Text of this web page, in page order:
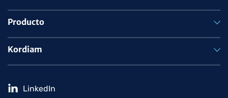
Producto
Kordiam
LinkedIn